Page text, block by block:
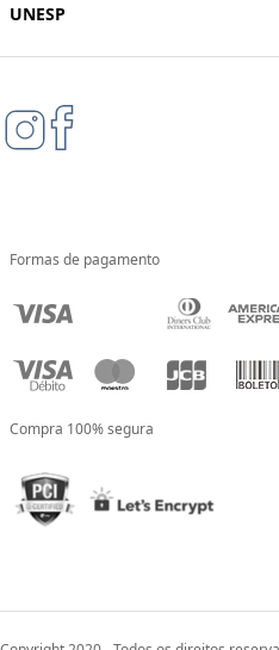
UNESP
Formas de pagamento
Compra 100% segura